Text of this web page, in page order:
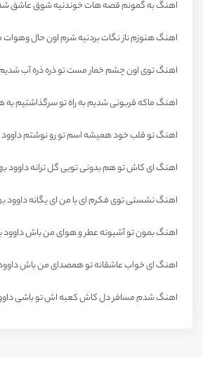
اهنگ تو قلب خود همیشه اسم تو رو نوشتم
اهنگ ای کاش تو هم بدونی تویی گل ترانه داوود
اهنگ نشستی توی فکرم ای با من ای یگانه داوود
اهنگ بمون تو آشیونه عطر و هوای من باش داوود
اهنگ ای خواب عاشقانه تو همصدای من باش
اهنگ شدم مسافر دل کاش کعبه اش تو باشی